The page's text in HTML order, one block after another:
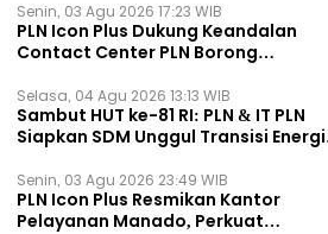
Senin, 03 Agu 2026 17:23 WIB
PLN Icon Plus Dukung Keandalan
Contact Center PLN Borong
Selasa, 04 Agu 2026 13:13 WIB
Sambut HUT ke-81 RI: PLN & IT PLN
Siapkan SDM Unggul Transisi Energi
bagi Siswa SMA
Senin, 03 Agu 2026 23:49 WIB
PLN Icon Plus Resmikan Kantor
Pelayanan Manado, Perkuat